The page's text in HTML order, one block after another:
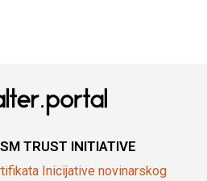
TRUST INITIATIVE
Inicijative novinarskog